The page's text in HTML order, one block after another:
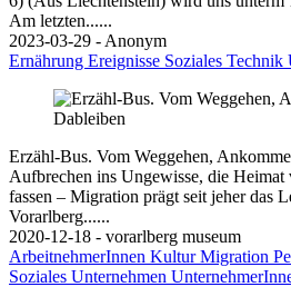
Am letzten......
2023-03-29 - Anonym
Ernährung Ereignisse Soziales Technik
Erzähl-Bus. Vom Weggehen,
Aufbrechen ins Ungewisse, die Heimat
fassen – Migration prägt seit jeher das
Vorarlberg......
2020-12-18 - vorarlberg museum
ArbeitnehmerInnen KulturMigration
Soziales Unternehmen